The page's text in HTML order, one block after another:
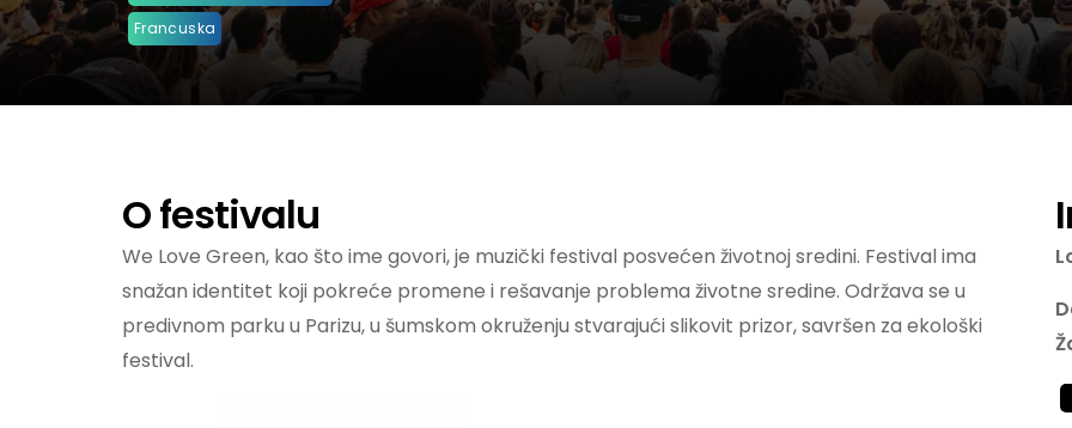
Francuska
O festivalu
We Love Green, kao što ime govori, je muzički festival posvećen životnoj sredini. Festival ima
snažan identitet koji pokreće promene i rešavanje problema životne sredine. Održava se u
predivnom parku u Parizu, u šumskom okruženju stvarajući slikovit prizor, savršen za ekološki
festival.